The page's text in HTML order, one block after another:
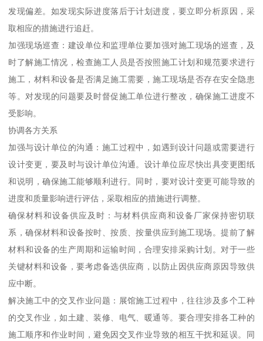
发现偏差。如发现实际进度落后于计划进度，要立即分析原因，采
取相应的措施进行追赶。
加强现场巡查：建设单位和监理单位要加强对施工现场的巡查，及
时了解施工情况，检查施工人员是否按照施工计划和规范要求进行
施工，材料和设备是否满足施工需要，施工现场是否存在安全隐患
等。对发现的问题要及时督促施工单位进行整改，确保施工进度不
受影响。
协调各方关系
加强与设计单位的沟通：施工过程中，如遇到设计问题或需要进行
设计变更，要及时与设计单位沟通。设计单位应尽快出具变更图纸
和说明，确保施工能够顺利进行。同时，要对设计变更可能导致的
进度和质量影响进行评估，采取相应的措施进行调整。
确保材料和设备供应及时：与材料供应商和设备厂家保持密切联
系，确保材料和设备按时、按质、按量供应到施工现场。提前了解
材料和设备的生产周期和运输时间，合理安排采购计划。对于一些
关键材料和设备，要考虑备选供应商，以防止因供应商原因导致供
应中断。
解决施工中的交叉作业问题：展馆施工过程中，往往涉及多个工种
的交叉作业，如土建、装修、电气、暖通等。要合理安排各工种的
施工顺序和作业时间，避免因交叉作业导致的相互干扰和延误。同